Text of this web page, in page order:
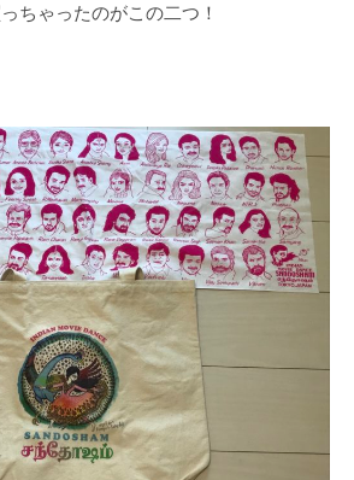
ちゃったのがこの二つ！